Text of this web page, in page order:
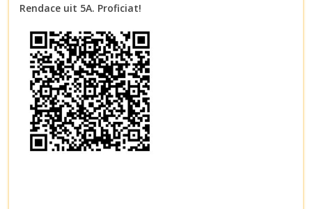
Rendace uit 5A. Proficiat!